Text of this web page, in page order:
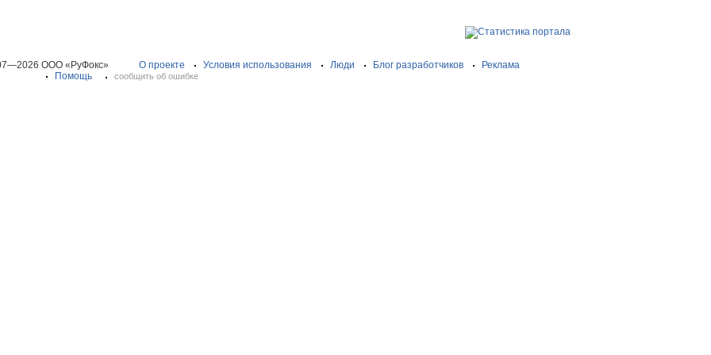
ООО «РуФокс» О проекте Условия использования Люди Блог разработчиков
Реклама
Помощь
сообщить об ошибке